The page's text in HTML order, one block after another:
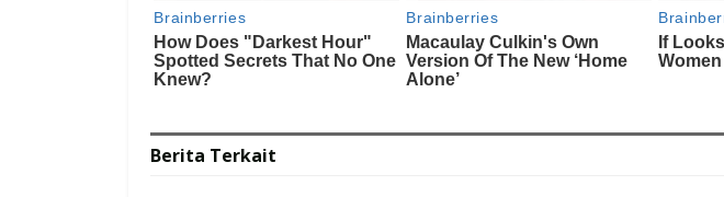
Berita Terkait